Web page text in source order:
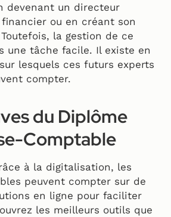
devenant un directeur
ou en créant son
la gestion de ce
une tâche facile. Il existe en
lesquels ces futurs experts
compter.
du Diplôme
Comptable
à la digitalisation, les
peuvent compter sur de
en ligne pour faciliter
les meilleurs outils que